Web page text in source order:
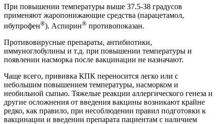
При повышении температуры выше 37.5-38 градусов
применяют жаропонижающие средства (парацетамол,
ибупрофен®). Аспирин® противопоказан.
Противовирусные препараты, антибиотики,
иммуноглобулины и т.д. при повышении температуры и
появлении насморка после вакцинации не назначают.
Чаще всего, прививка КПК переносится легко или с
небольшим повышением температуры, насморком и
необильной сыпью. Тяжелые реакции аллергического генеза и
другие осложнения от введения вакцины возникают крайне
редко, как правило, при несоблюдении правил подготовки к
вакцинации и введении препарата пациентам с наличием